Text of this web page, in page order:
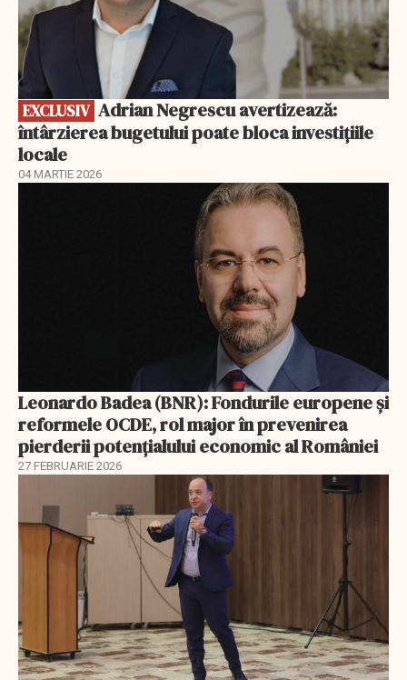
EXCLUSIV
întârzierea bugetului poate bloca investițiile
locale
04 MARTIE 2026
Leonardo Badea (BNR): Fondurile europene și
reformele OCDE, rol major în prevenirea
pierderii potențialului economic al României
27 FEBRUARIE 2026